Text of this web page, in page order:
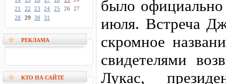
21
22 23 24 25 26 27
28
29 30 31
РЕКЛАМА
КТО НА САЙТЕ
было
июля. Встреча
скромное
свидетелями
Лукас,